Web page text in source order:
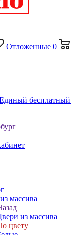
Отложенные 0
Единый бесплатный
массива
из массива
цвету